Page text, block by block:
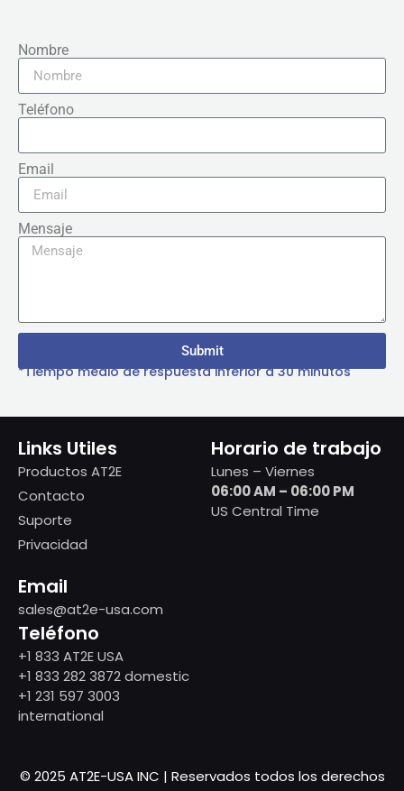
Nombre
Teléfono
Email
Mensaje
Submit
*Tiempo medio de respuesta inferior a 30 minutos
Links Utiles
Productos AT2E
Contacto
Suporte
Privacidad
Horario de trabajo
Lunes – Viernes
06:00 AM – 06:00 PM
US Central Time
Email
sales@at2e-usa.com
Teléfono
+1 833 AT2E USA
+1 833 282 3872 domestic
+1 231 597 3003
international
© 2025 AT2E-USA INC | Reservados todos los derechos